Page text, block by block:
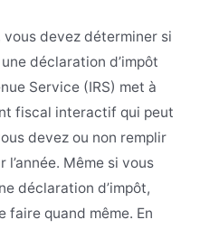
devez déterminer si
déclaration d’impôt
Service (IRS) met à
fiscal interactif qui peut
devez ou non remplir
l’année. Même si vous
déclaration d’impôt,
faire quand même. En